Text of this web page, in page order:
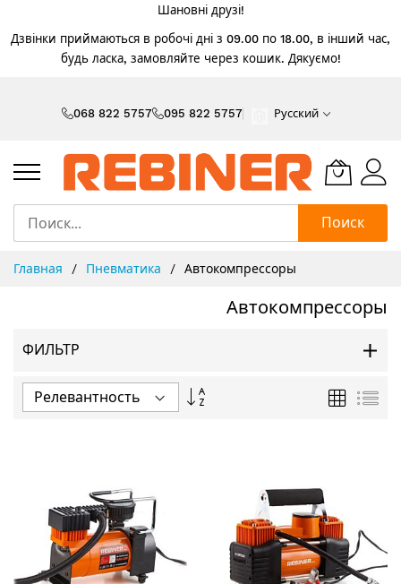
Шановні друзі!
Дзвінки приймаються в робочі дні з 09.00 по 18.00, в інший час,
будь ласка, замовляйте через кошик. Дякуємо!
068 822 5757 095 822 5757 Русский
Поиск
Главная Пневматика Автокомпрессоры
Автокомпрессоры
ФИЛЬТР
Задать
Сетка